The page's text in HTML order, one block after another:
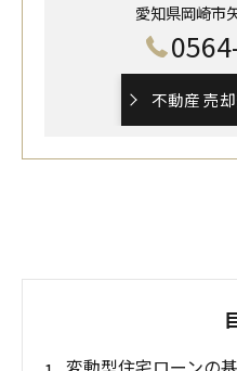
愛知県岡崎市
不動産 売